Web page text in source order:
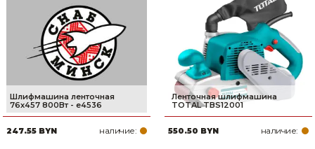
Шлифмашина ленточная
76x457 800Вт - e4536
247.55 BYN наличие:
Ленточная шлифмашина
TOTAL TBS12001
550.50 BYN наличие: